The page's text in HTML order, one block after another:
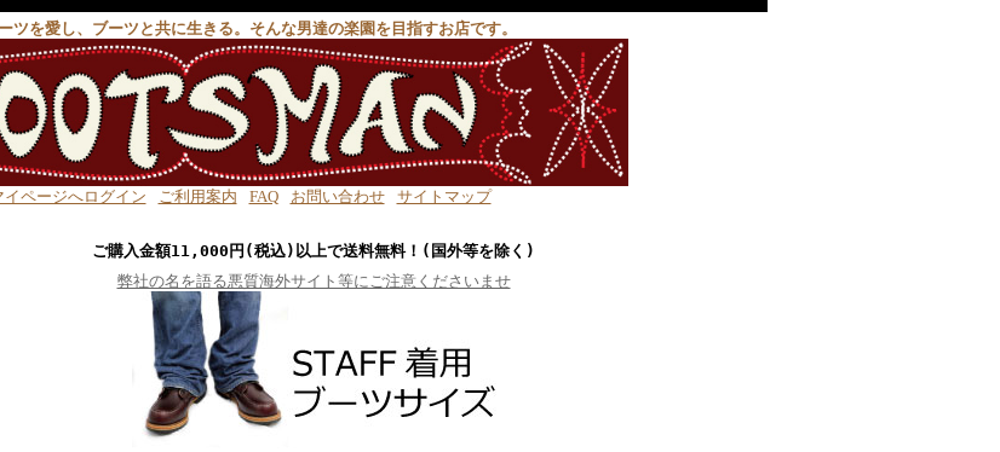
ツを愛し、ブーツと共に生きる。そんな男達の楽園を目指すお店です。
イページへログイン ご利用案内 FAQ お問い合わせ サイトマップ
ご購入金額11,000円(税込)以上で送料無料！(国外等を除く)
弊社の名を語る悪質海外サイト等にご注意くださいませ